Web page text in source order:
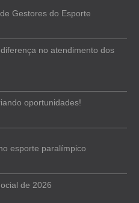
Gestores do Esporte
no atendimento dos
oportunidades!
esporte paralímpico
de 2026